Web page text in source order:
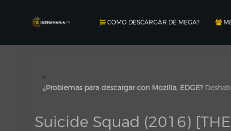
COMO DESCARGAR DE MEGA?
×
¿Problemas para descargar con Mozilla, EDGE?
Suicide Squad (2016)